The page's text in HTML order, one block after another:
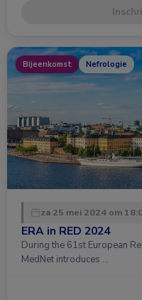
Bijeenkomst Nefrologie
za 25 mei 2024 om
ERA in RED 2024
During the 61st European
MedNet introduces …